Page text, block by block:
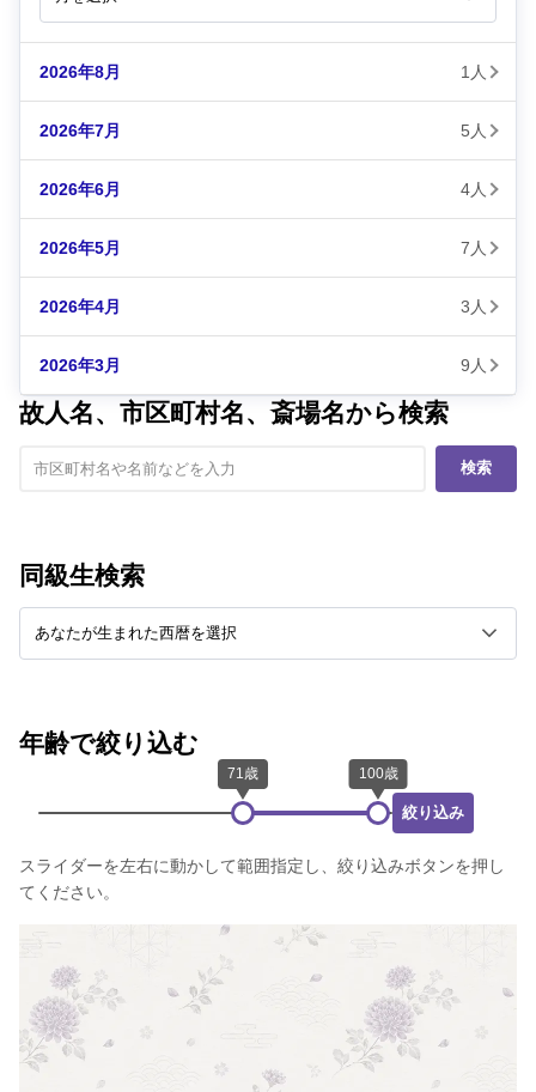
2026年8月 1人
2026年7月 5人
2026年6月 4人
2026年5月 7人
2026年4月 3人
2026年3月 9人
故人名、市区町村名、斎場名から検索
検索
同級生検索
年齢で絞り込む
絞り込み
スライダーを左右に動かして範囲指定し、絞り込みボタンを押し
てください。